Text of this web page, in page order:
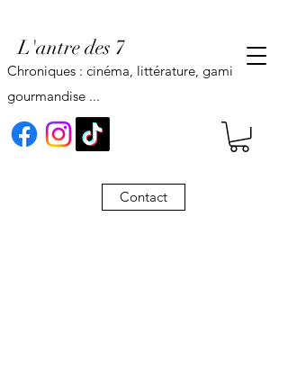
L'antre des 7
Contact
Chroniques : cinéma, littérature, gaming,
gourmandise ...